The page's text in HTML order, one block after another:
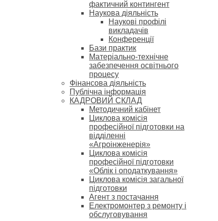
фактичний контингент
Наукова діяльність
Наукові профілі
викладачів
Конференції
Бази практик
Матеріально-технічне
забезпечення освітнього
процесу
Фінансова діяльність
Публічна інформація
КАДРОВИЙ СКЛАД
Методичний кабінет
Циклова комісія
професійної підготовки на
відділенні
«Агроінженерія»
Циклова комісія
професійної підготовки
«Облік і оподаткування»
Циклова комісія загальної
підготовки
Агент з постачання
Електромонтер з ремонту і
обслуговування